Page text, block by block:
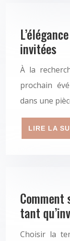
invitées
À la
prochain
dans une
LIRE LA
Comment
tant
Choisir la